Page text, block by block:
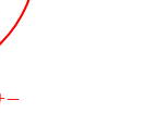
ー